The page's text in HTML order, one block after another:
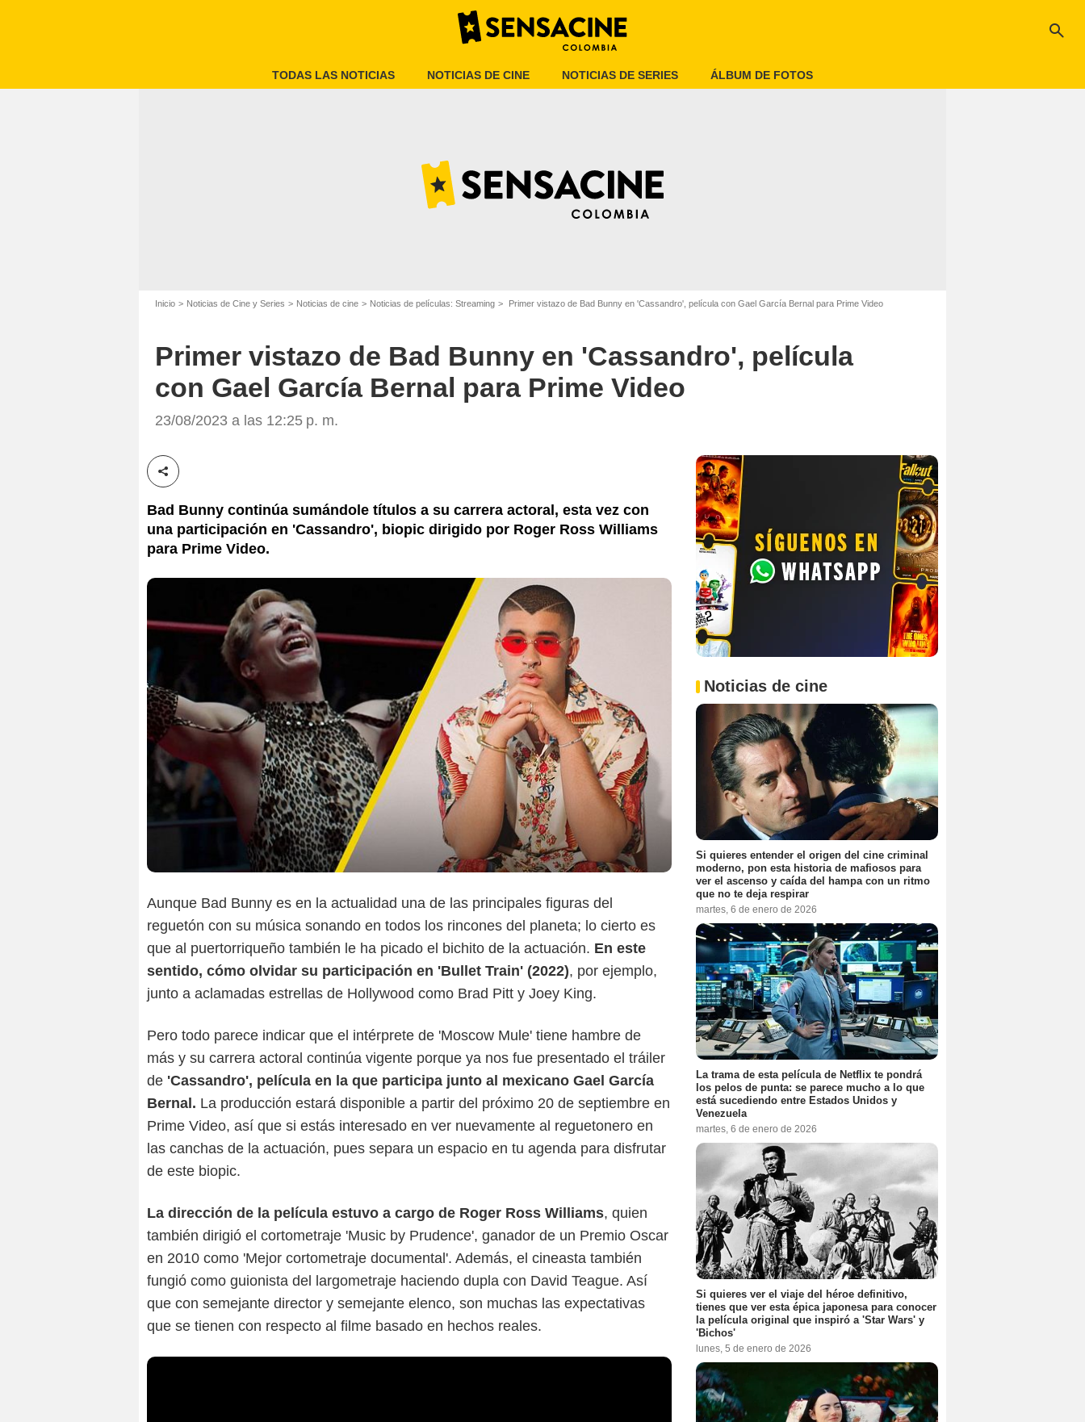
search
TODAS LAS NOTICIAS NOTICIAS DE CINE NOTICIAS DE SERIES ÁLBUM DE FOTOS
Inicio Noticias de Cine y Series Noticias de cine Noticias de películas: Streaming Primer vistazo de Bad Bunny en 'Cassandro', película con Gael García Bernal para Prime Video
Primer vistazo de Bad Bunny en 'Cassandro', película
con Gael García Bernal para Prime Video
23/08/2023 a las 12:25 p. m.
Compartir esta noticia
Bad Bunny continúa sumándole títulos a su carrera actoral, esta vez con
una participación en 'Cassandro', biopic dirigido por Roger Ross Williams
para Prime Video.
Aunque Bad Bunny es en la actualidad una de las principales figuras del
reguetón con su música sonando en todos los rincones del planeta; lo cierto es
que al puertorriqueño también le ha picado el bichito de la actuación. En este
sentido, cómo olvidar su participación en 'Bullet Train' (2022), por ejemplo,
junto a aclamadas estrellas de Hollywood como Brad Pitt y Joey King.
Pero todo parece indicar que el intérprete de 'Moscow Mule' tiene hambre de
más y su carrera actoral continúa vigente porque ya nos fue presentado el tráiler
de 'Cassandro', película en la que participa junto al mexicano Gael García
Bernal. La producción estará disponible a partir del próximo 20 de septiembre en
Prime Video, así que si estás interesado en ver nuevamente al reguetonero en
las canchas de la actuación, pues separa un espacio en tu agenda para disfrutar
de este biopic.
La dirección de la película estuvo a cargo de Roger Ross Williams, quien
también dirigió el cortometraje 'Music by Prudence', ganador de un Premio Oscar
en 2010 como 'Mejor cortometraje documental'. Además, el cineasta también
fungió como guionista del largometraje haciendo dupla con David Teague. Así
que con semejante director y semejante elenco, son muchas las expectativas
que se tienen con respecto al filme basado en hechos reales.
Noticias de cine
Si quieres entender el origen del cine criminal
moderno, pon esta historia de mafiosos para
ver el ascenso y caída del hampa con un ritmo
que no te deja respirar
martes, 6 de enero de 2026
La trama de esta película de Netflix te pondrá
los pelos de punta: se parece mucho a lo que
está sucediendo entre Estados Unidos y
Venezuela
martes, 6 de enero de 2026
Si quieres ver el viaje del héroe definitivo,
tienes que ver esta épica japonesa para conocer
la película original que inspiró a 'Star Wars' y
'Bichos'
lunes, 5 de enero de 2026